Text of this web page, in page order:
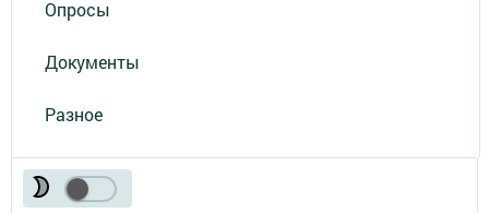
Опросы
Документы
Разное